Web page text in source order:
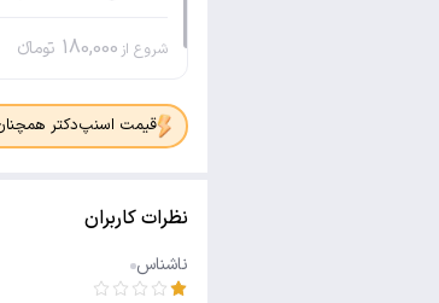
شروع از 180,000 تومانء
قیمت اسنپ‌دکتر همچنان
نظرات کاربران
ناشناس